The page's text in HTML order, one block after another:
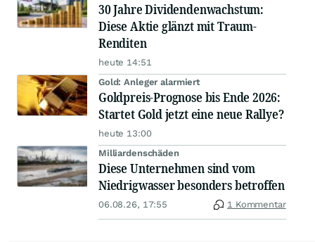
30 Jahre Dividendenwachstum:
Diese Aktie glänzt mit Traum-
Renditen
heute 14:51
Gold: Anleger alarmiert
Goldpreis-Prognose bis Ende 2026:
Startet Gold jetzt eine neue Rallye?
heute 13:00
Milliardenschäden
Diese Unternehmen sind vom
Niedrigwasser besonders betroffen
06.08.26, 17:55 1 Kommentar